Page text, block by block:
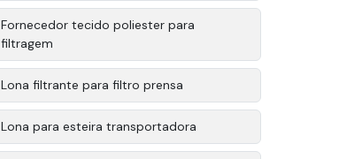
Fornecedor tecido poliester para
filtragem
Lona filtrante para filtro prensa
Lona para esteira transportadora